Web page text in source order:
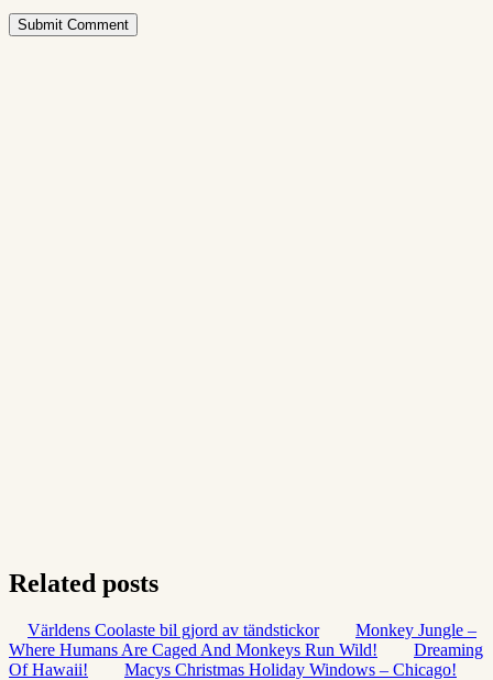
Submit Comment
Related posts
Världens Coolaste bil gjord av tändstickor
Monkey Jungle –
Where Humans Are Caged And Monkeys Run Wild!
Dreaming
Of Hawaii!
Macys Christmas Holiday Windows – Chicago!